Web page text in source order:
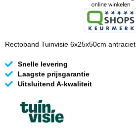
Rectoband Tuinvisie 6x25x50cm antraciet
Snelle levering
Laagste prijsgarantie
Uitsluitend A-kwaliteit